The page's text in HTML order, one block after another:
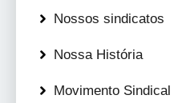
Nossos sindicatos
Nossa História
Movimento Sindical